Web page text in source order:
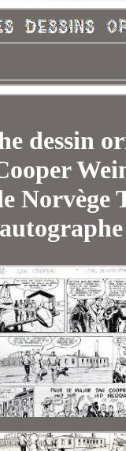
dessin
Norvège
autographe